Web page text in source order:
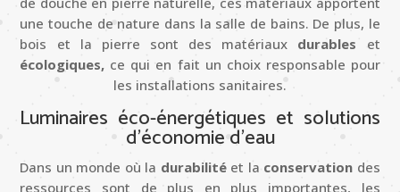
une touche de nature dans la salle de bains. De plus, le
bois et la pierre sont des matériaux durables et
écologiques, ce qui en fait un choix responsable pour
les installations sanitaires.
Luminaires éco-énergétiques et solutions
d’économie d’eau
Dans un monde où la durabilitéet la conservation des
ressources sont de plus en plus importantes, les